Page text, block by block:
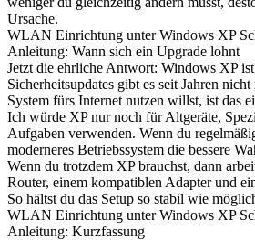
Ursache.
WLAN Einrichtung unter Windows XP
Anleitung: Wann sich ein Upgrade lohnt
Jetzt die ehrliche Antwort: Windows XP
Sicherheitsupdates gibt es seit Jahren
System fürs Internet nutzen willst, ist das
Ich würde XP nur noch für Altgeräte,
Aufgaben verwenden. Wenn du
moderneres Betriebssystem die bessere
Wenn du trotzdem XP brauchst, dann
Router, einem kompatiblen Adapter und
So hältst du das Setup so stabil wie
WLAN Einrichtung unter Windows XP
Anleitung: Kurzfassung